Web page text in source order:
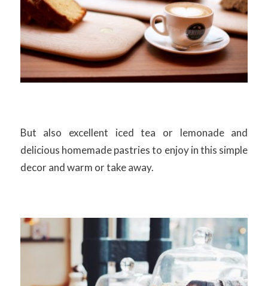
But also excellent iced tea or lemonade and
delicious homemade pastries to enjoy in this simple
decor and warm or take away.